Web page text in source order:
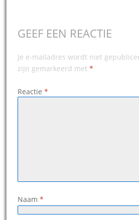
GEEF EEN REACTIE
Je e-mailadres wordt niet
zijn gemarkeerd met *
Reactie *
Naam *